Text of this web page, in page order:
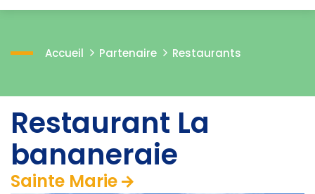
Accueil Partenaire Restaurants
Restaurant La
bananeraie
Sainte Marie